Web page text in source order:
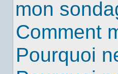
mon
Comment
Pourquoi